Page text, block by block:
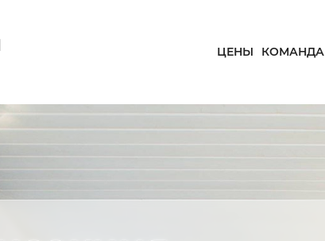
ЦЕНЫ КОМАНДА